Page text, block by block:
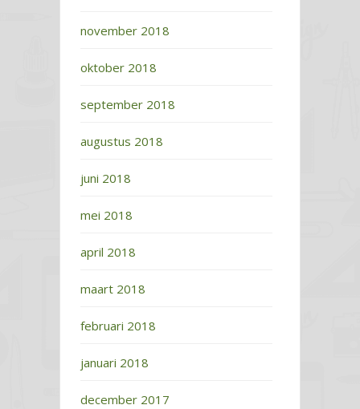
november 2018
oktober 2018
september 2018
augustus 2018
juni 2018
mei 2018
april 2018
maart 2018
februari 2018
januari 2018
december 2017